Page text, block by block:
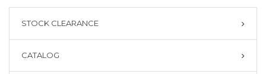
STOCK CLEARANCE
CATALOG